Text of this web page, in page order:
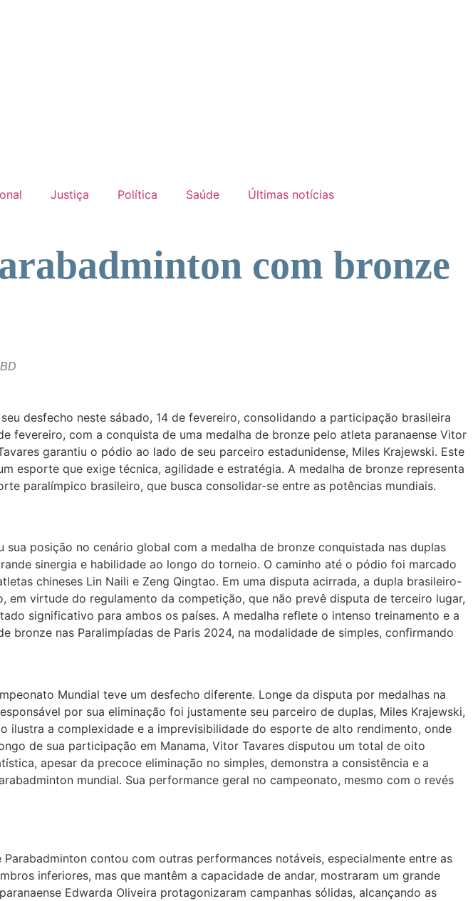
Justiça Política Saúde Últimas notícias
com bronze
desfecho neste sábado, 14 de fevereiro, consolidando a participação brasileira
fevereiro, com a conquista de uma medalha de bronze pelo atleta paranaense Vitor
garantiu o pódio ao lado de seu parceiro estadunidense, Miles Krajewski. Este
esporte que exige técnica, agilidade e estratégia. A medalha de bronze representa
paralímpico brasileiro, que busca consolidar-se entre as potências mundiais.
posição no cenário global com a medalha de bronze conquistada nas duplas
sinergia e habilidade ao longo do torneio. O caminho até o pódio foi marcado
chineses Lin Naili e Zeng Qingtao. Em uma disputa acirrada, a dupla brasileiro-
em virtude do regulamento da competição, que não prevê disputa de terceiro lugar,
significativo para ambos os países. A medalha reflete o intenso treinamento e a
nas Paralimpíadas de Paris 2024, na modalidade de simples, confirmando
Mundial teve um desfecho diferente. Longe da disputa por medalhas na
por sua eliminação foi justamente seu parceiro de duplas, Miles Krajewski,
a complexidade e a imprevisibilidade do esporte de alto rendimento, onde
de sua participação em Manama, Vitor Tavares disputou um total de oito
apesar da precoce eliminação no simples, demonstra a consistência e a
mundial. Sua performance geral no campeonato, mesmo com o revés
contou com outras performances notáveis, especialmente entre as
inferiores, mas que mantêm a capacidade de andar, mostraram um grande
Edwarda Oliveira protagonizaram campanhas sólidas, alcançando as